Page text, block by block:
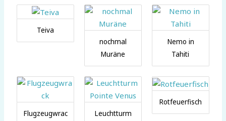
Teiva
nochmal
Muräne
Nemo in
Tahiti
Flugzeugwrac
Leuchtturm
Rotfeuerfisch